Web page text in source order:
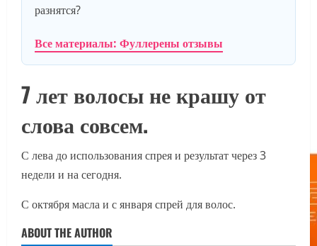
разнятся?
Все материалы: Фуллерены отзывы
7 лет волосы не крашу от
слова совсем.
С лева до использования спрея и результат через 3
недели и на сегодня.
С октября масла и с января спрей для волос.
ABOUT THE AUTHOR